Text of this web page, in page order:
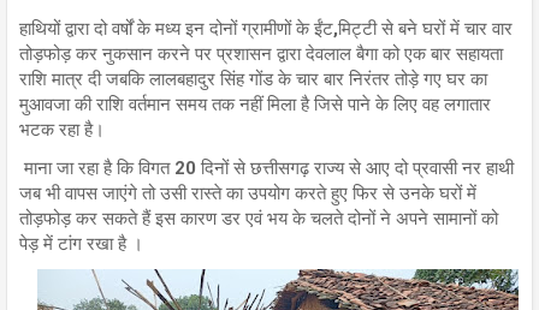
हाथियों द्वारा दो वर्षों के मध्य इन दोनों ग्रामीणों के ईंट,मिट्टी से बने घरों में चार वार
तोड़फोड़ कर नुकसान करने पर प्रशासन द्वारा देवलाल बैगा को एक बार सहायता
राशि मात्र दी जबकि लालबहादुर सिंह गोंड के चार बार निरंतर तोड़े गए घर का
मुआवजा की राशि वर्तमान समय तक नहीं मिला है जिसे पाने के लिए वह लगातार
भटक रहा है।
माना जा रहा है कि विगत 20 दिनों से छत्तीसगढ़ राज्य से आए दो प्रवासी नर हाथी
जब भी वापस जाएंगे तो उसी रास्ते का उपयोग करते हुए फिर से उनके घरों में
तोड़फोड़ कर सकते हैं इस कारण डर एवं भय के चलते दोनों ने अपने सामानों को
पेड़ में टांग रखा है ।